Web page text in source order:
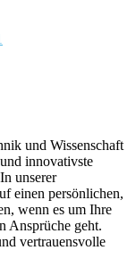
und Wissenschaft
innovativste
unserer
einen persönlichen,
wenn es um Ihre
Ansprüche geht.
vertrauensvolle